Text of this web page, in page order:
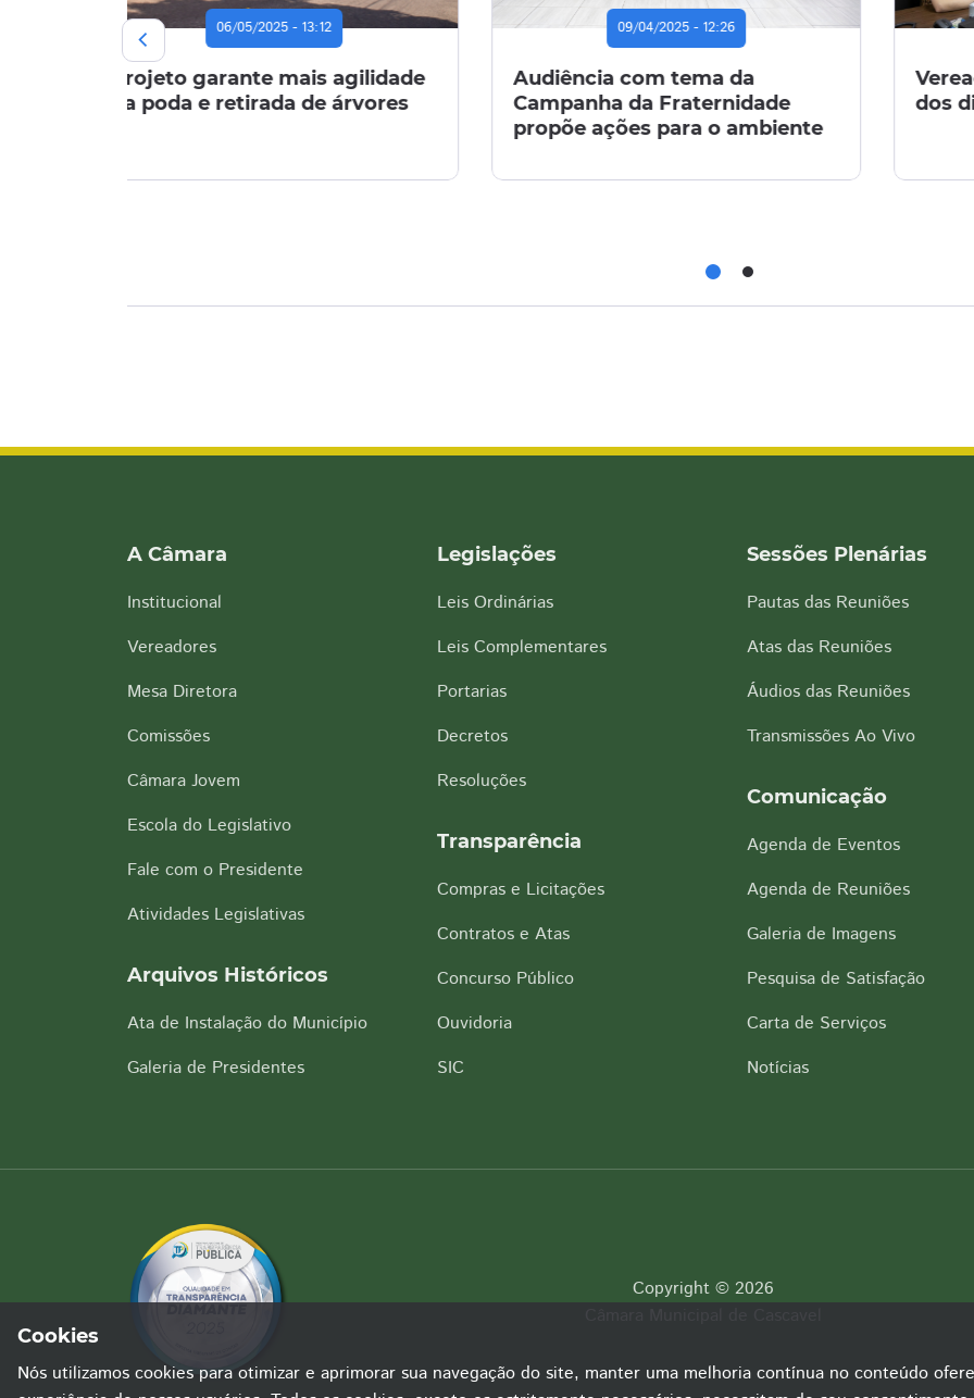
09/04/2025 - 12:26
Audiência com tema da
Campanha da Fraternidade
07/11/2022 - 14:53
Vereadores pedem alteração
dos dias e horários das sessões
02/09/
Cabral
ex-árbitros
Silva e Adair
A Câmara
Institucional
Vereadores
Mesa Diretora
Comissões
Câmara Jovem
Escola do Legislativo
Fale com o Presidente
Atividades Legislativas
Arquivos Históricos
Ata de Instalação do Município
Galeria de Presidentes
Legislações
Leis Ordinárias
Leis Complementares
Portarias
Decretos
Resoluções
Transparência
Compras e Licitações
Contratos e Atas
Concurso Público
Ouvidoria
SIC
Sessões Plenárias
Pautas das Reuniões
Atas das Reuniões
Áudios das Reuniões
Transmissões Ao Vivo
Comunicação
Agenda de Eventos
Agenda de Reuniões
Galeria de Imagens
Pesquisa de Satisfação
Carta de Serviços
Notícias
Copyright © 2026
Cookies
Nós utilizamos cookies para otimizar e aprimorar sua navegação do site, manter uma melhoria contínua no conteúdo